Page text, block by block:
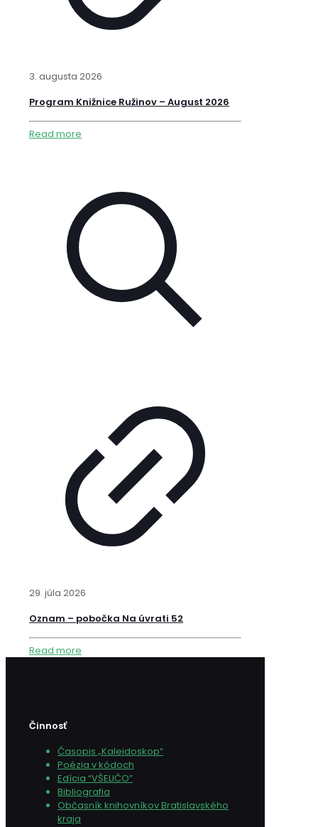
3. augusta 2026
Program Knižnice Ružinov – August 2026
Read more
29. júla 2026
Oznam – pobočka Na úvrati 52
Read more
Činnosť
Časopis „Kaleidoskop“
Poézia v kódoch
Edícia “VŠELIČO”
Bibliografia
Občasník knihovníkov Bratislavského
kraja